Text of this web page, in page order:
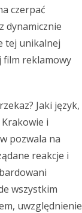
czerpać
dynamicznie
tej unikalnej
reklamowy
Jaki język,
i
pozwala na
reakcje i
wszystkim
uwzględnienie